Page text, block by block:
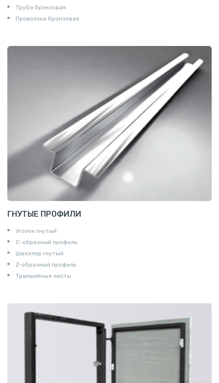
Труба бронзовая
Проволока бронзовая
ГНУТЫЕ ПРОФИЛИ
Уголок гнутый
С-образный профиль
Швеллер гнутый
Z-образный профиль
Траншейные листы